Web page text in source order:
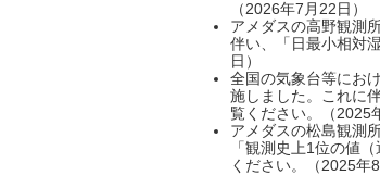
（2026年7月22日）
アメダスの高野観測
伴い、「日最小相対
日）
全国の気象台等にお
施しました。これに
覧ください。（2025
アメダスの松島観測
「観測史上1位の値
ください。（2025年8